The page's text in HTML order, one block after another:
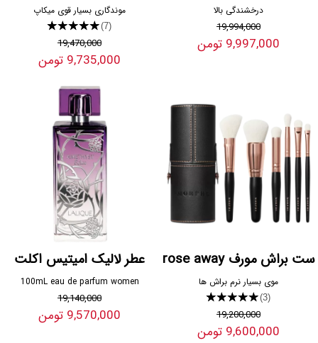
درخشندگی بالا
19,994,000
9,997,000 تومن
موندگاری بسیار قوی میکاپ
★★★★★(7)
19,470,000
9,735,000 تومن
ست براش مورف rose away
موی بسیار نرم براش ها
★★★★★(3)
19,200,000
9,600,000 تومن
عطر لالیک امیتیس اکلت
100mL eau de parfum women
19,140,000
9,570,000 تومن